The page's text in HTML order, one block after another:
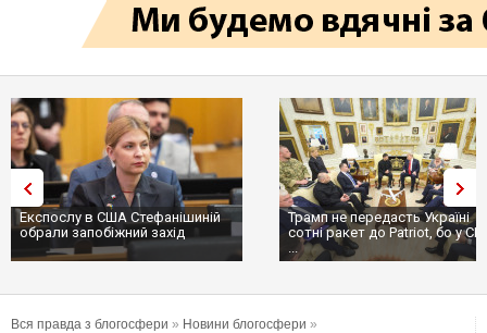
Експослу в США Стефанішиній
обрали запобіжний захід
Трамп не передасть Україні
сотні ракет до Patriot, бо у
...
Вся правда з блогосфери » Новини блогосфери »